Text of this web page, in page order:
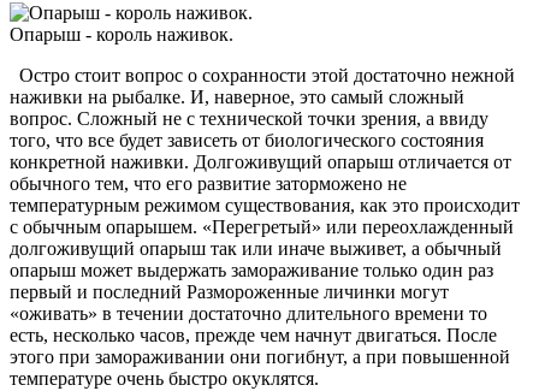
Опарыш - король наживок.
Остро стоит вопрос о сохранности этой достаточно нежной
наживки на рыбалке. И, наверное, это самый сложный
вопрос. Сложный не с технической точки зрения, а ввиду
того, что все будет зависеть от биологического состояния
конкретной наживки. Долгоживущий опарыш отличается от
обычного тем, что его развитие заторможено не
температурным режимом существования, как это происходит
с обычным опарышем. «Перегретый» или переохлажденный
долгоживущий опарыш так или иначе выживет, а обычный
опарыш может выдержать замораживание только один раз
первый и последний Размороженные личинки могут
«оживать» в течении достаточно длительного времени то
есть, несколько часов, прежде чем начнут двигаться. После
этого при замораживании они погибнут, а при повышенной
температуре очень быстро окуклятся.